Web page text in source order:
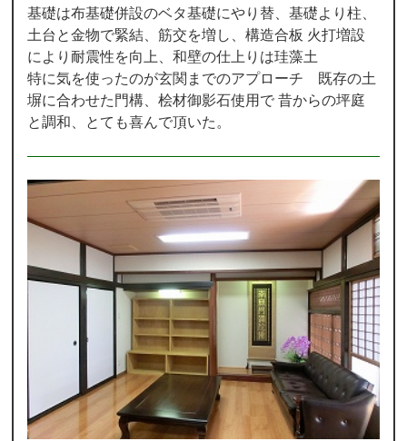
基礎は布基礎併設のベタ基礎にやり替、基礎より柱、
土台と金物で緊結、筋交を増し、構造合板 火打増設
により耐震性を向上、和壁の仕上りは珪藻土
特に気を使ったのが玄関までのアプローチ 既存の土
塀に合わせた門構、桧材御影石使用で 昔からの坪庭
と調和、とても喜んで頂いた。